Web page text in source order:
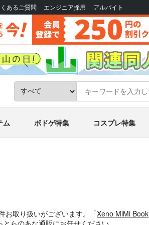
あるご質問 エンジニア採用 アルバイト
ム ボドゲ特集 コスプレ特集
お取り扱いがございます。「Xeno MiMi Book
らのあな通販にお任せください。